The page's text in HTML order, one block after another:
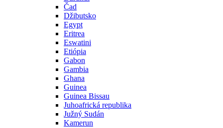
Čad
Džibutsko
Egypt
Eritrea
Eswatini
Etiópia
Gabon
Gambia
Ghana
Guinea
Guinea Bissau
Juhoafrická republika
Južný Sudán
Kamerun